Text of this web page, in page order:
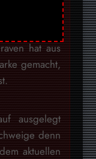
– und
hat aus
gemacht,
ausgelegt
denn
aktuellen